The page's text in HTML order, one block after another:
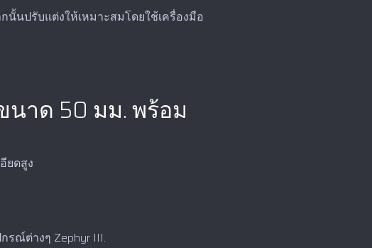
นั้นปรับแต่งให้เหมาะสมโดยใช้เครื่องมือ
นาด 50 มม. พร้อม
ยดสูง
รณ์ต่างๆ Zephyr III.‍